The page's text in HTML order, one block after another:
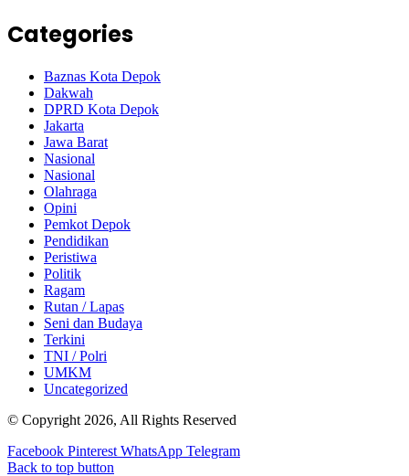
Categories
Baznas Kota Depok
Dakwah
DPRD Kota Depok
Jakarta
Jawa Barat
Nasional
Nasional
Olahraga
Opini
Pemkot Depok
Pendidikan
Peristiwa
Politik
Ragam
Rutan / Lapas
Seni dan Budaya
Terkini
TNI / Polri
UMKM
Uncategorized
© Copyright 2026, All Rights Reserved
Facebook Pinterest WhatsApp Telegram
Back to top button